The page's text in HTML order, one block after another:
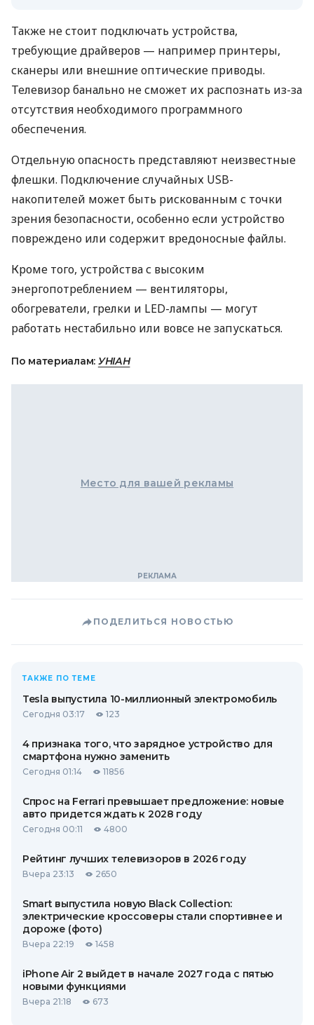
Также не стоит подключать устройства,
требующие драйверов — например принтеры,
сканеры или внешние оптические приводы.
Телевизор банально не сможет их распознать из-за
отсутствия необходимого программного
обеспечения.
Отдельную опасность представляют неизвестные
флешки. Подключение случайных USB-
накопителей может быть рискованным с точки
зрения безопасности, особенно если устройство
повреждено или содержит вредоносные файлы.
Кроме того, устройства с высоким
энергопотреблением — вентиляторы,
обогреватели, грелки и LED-лампы — могут
работать нестабильно или вовсе не запускаться.
По материалам: УНІАН
Место для вашей рекламы
ПОДЕЛИТЬСЯ НОВОСТЬЮ
ТАКЖЕ ПО ТЕМЕ
Tesla выпустила 10-миллионный электромобиль
Сегодня 03:17 123
4 признака того, что зарядное устройство для
смартфона нужно заменить
Сегодня 01:14 11856
Спрос на Ferrari превышает предложение: новые
авто придется ждать к 2028 году
Сегодня 00:11 4800
Рейтинг лучших телевизоров в 2026 году
Вчера 23:13 2650
Smart выпустила новую Black Collection:
электрические кроссоверы стали спортивнее и
дороже (фото)
Вчера 22:19 1458
iPhone Air 2 выйдет в начале 2027 года с пятью
новыми функциями
Вчера 21:18 673